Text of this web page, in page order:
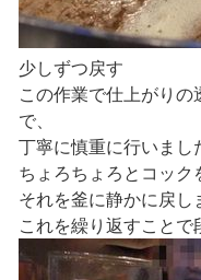
少しずつ戻す
この作業で仕上がり
で、
丁寧に慎重に行いまし
ちょろちょろとコッ
それを釜に静かに戻し
これを繰り返すこと